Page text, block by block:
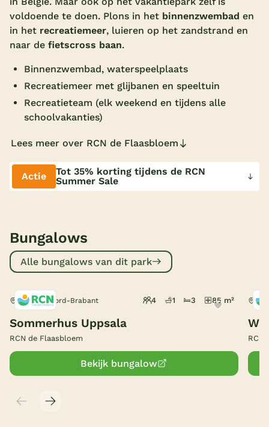
Overdekt zwembad
Wildwaterbaan
Indoor speeltuin
Alle populaire faciliteiten
Keuzehulp
Nederland
Limburg
Duitsland
Blog
Onze e-boeken
voldoende te doen. Plons in het binnenzwembad en
in het recreatiemeer, luieren op het zandstrand en
naar de fietscross baan.
Binnenzwembad, waterspeelplaats
Recreatiemeer met glijbanen en speeltuin
Recreatieteam (elk weekend en tijdens alle
schoolvakanties)
Lees meer over RCN de Flaasbloem
Actie
Tot 35% korting tijdens de RCN
Summer Sale
Bungalows
Alle bungalows van dit park
Chaam, Noord-Brabant 4 1 3 85 m²
Sommerhus Uppsala
RCN de Flaasbloem
Bekijk bungalow
RCN